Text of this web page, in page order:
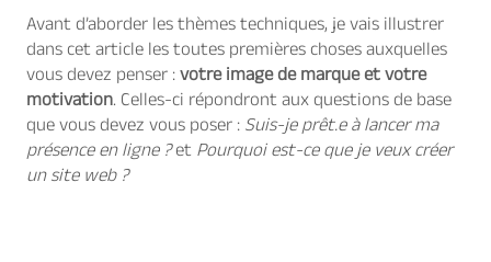
Avant d’aborder les thèmes techniques, je vais illustrer
dans cet article les toutes premières choses auxquelles
vous devez penser :votre image de marque et votre
motivation. Celles-ci répondront aux questions de base
que vous devez vous poser :Suis-je prêt.e à lancer ma
présence en ligne ?et Pourquoi est-ce que je veux créer
un site web ?